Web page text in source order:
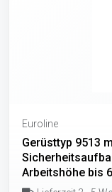
Euroline
Gerüsttyp 9513
Arbeitshöhe bis